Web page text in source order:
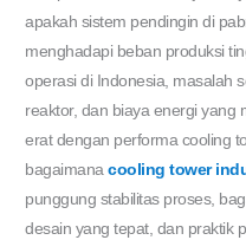
apakah sistem pendingin di
menghadapi beban produksi
operasi di Indonesia, masalah
reaktor, dan biaya energi yang
erat dengan performa cooling
bagaimanacooling tower
punggung stabilitas proses,
desain yang tepat, dan praktik